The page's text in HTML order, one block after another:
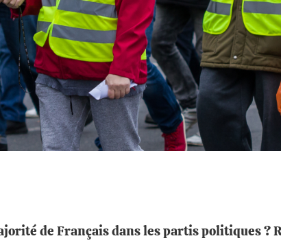
de Français dans les partis politiques ?